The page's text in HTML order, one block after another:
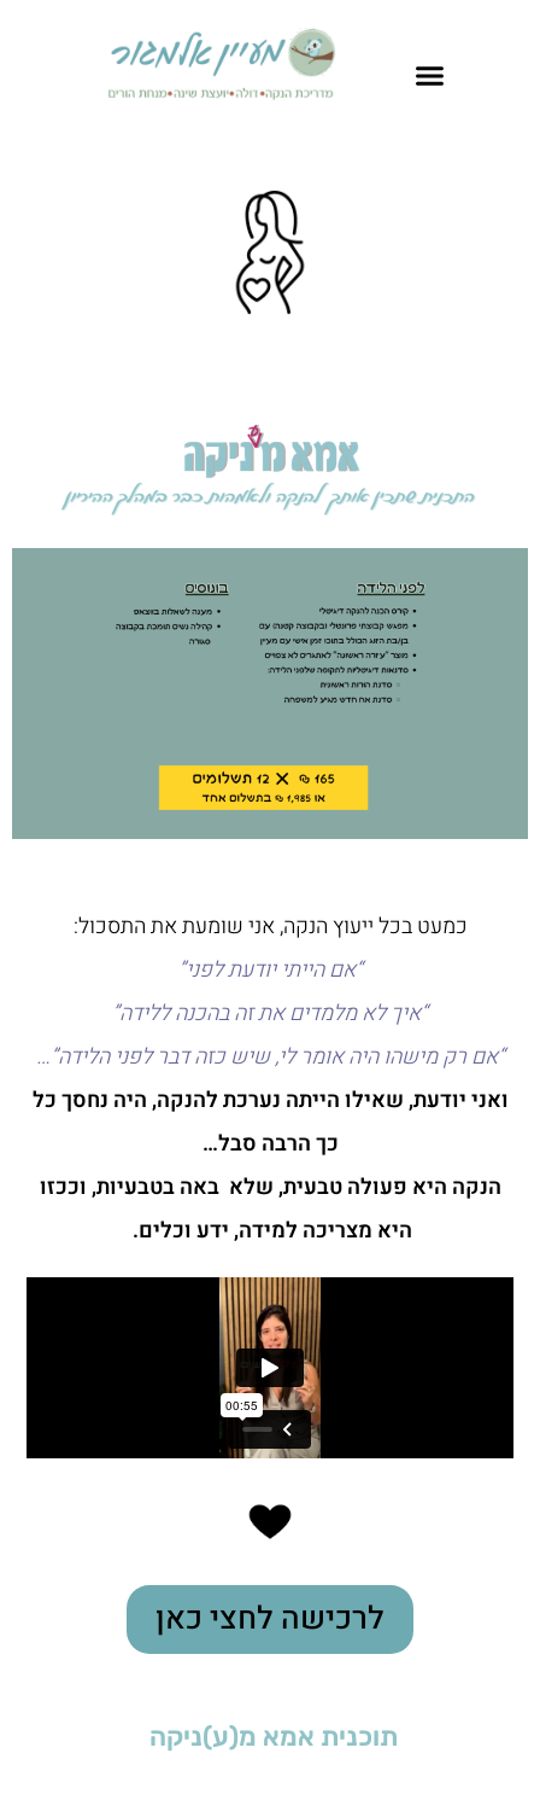
כמעט בכל ייעוץ הנקה, אני שומעת את התסכול:
“אם הייתי יודעת לפני”
“איך לא מלמדים את זה בהכנה ללידה”
“אם רק מישהו היה אומר לי, שיש כזה דבר לפני הלידה”…
ואני יודעת, שאילו הייתה נערכת להנקה, היה נחסך כל
כך הרבה סבל…
הנקה היא פעולה טבעית, שלא באה בטבעיות, וככזו
היא מצריכה למידה, ידע וכלים.
לרכישה לחצי כאן
תוכנית אמא מ(ע)ניקה